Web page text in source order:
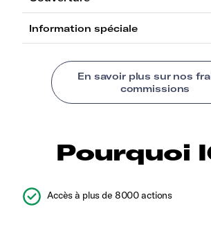
Pourquoi
Accès à plus de 8000 actions